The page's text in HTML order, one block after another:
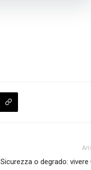
Sicurezza o degrado: vivere